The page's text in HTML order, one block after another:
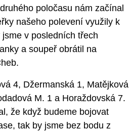
poločasu nám začínal
našeho polevení využily k
jsme v posledníchtřech
a soupeř obrátil na
4, Džermanská 1, Matějková
M. 1 a Horaždovská 7.
že když budeme bojovat
tak by jsme bez bodu z